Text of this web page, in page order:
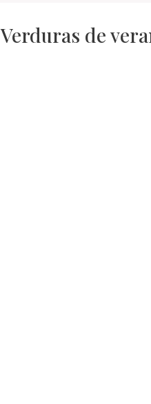
Verduras de